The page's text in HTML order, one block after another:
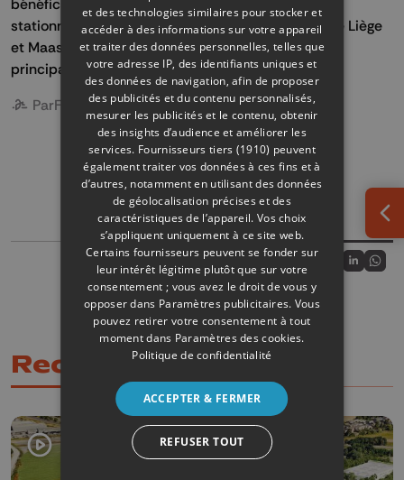
stationnement et d'une situation stratégique entre Liège
et Maastricht, facilement accessibles depuis les
principaux axes routiers et les aéroports.
ParFrance Defalle
BUSINESS PARK
Partager sur
Partagez sur
Partagez
Recommandations
et des technologies similaires pour stocker et
accéder à des informations sur votre appareil
et traiter des données personnelles, telles que
votre adresse IP, des identifiants uniques et
des données de navigation, afin de proposer
des publicités et du contenu personnalisés,
mesurer les publicités et le contenu, obtenir
des insights d’audience et améliorer les
services. Fournisseurs tiers (1910) peuvent
également traiter vos données à ces fins et à
d’autres, notamment en utilisant des données
de géolocalisation précises et des
caractéristiques de l’appareil. Vos choix
s’appliquent uniquement à ce site web.
Certains fournisseurs peuvent se fonder sur
leur intérêt légitime plutôt que sur votre
consentement ; vous avez le droit de vous y
opposer dans Paramètres publicitaires. Vous
pouvez retirer votre consentement à tout
moment dans Paramètres des cookies.
Politique de confidentialité
ACCEPTER & FERMER
REFUSER TOUT